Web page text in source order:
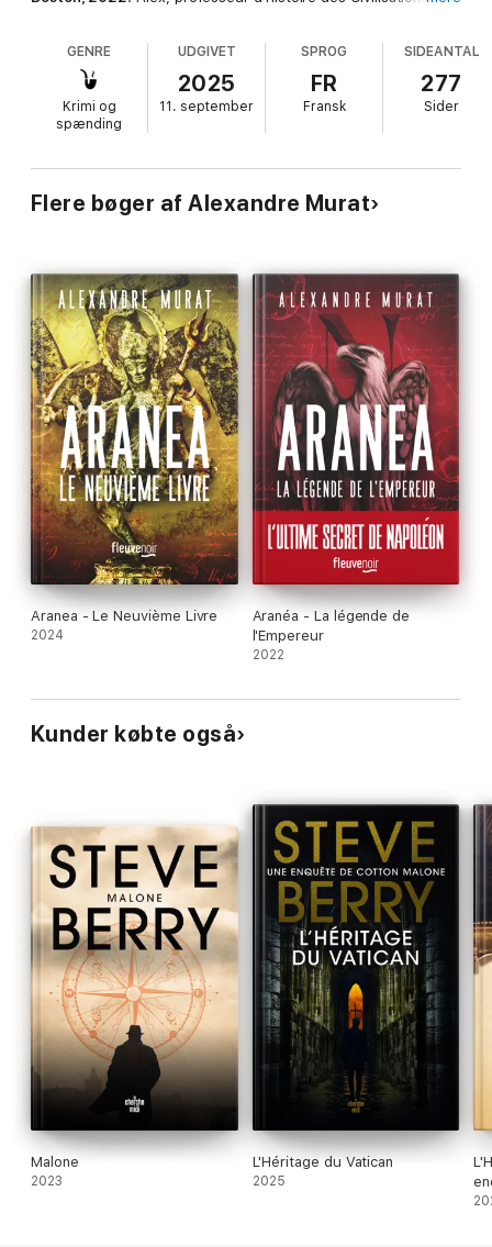
d'un certain Aftalion Benveniste. Ce récit en apparence anodin
les entraînera, sa compagne Mary et lui, dans une course
contre la montre à travers le monde pour retrouver un
parchemin qui pourrait bouleverser les fondations de l'Église
catholique. Face à eux, deux adversaires de taille : une secte
en premier sur ce texte ancestral.
GENRE
Krimi og
spænding
UDGIVET
2025
11. september
SPROG
FR
Fransk
SIDEANTAL
277
Sider
Flere bøger af Alexandre Murat
Aranea - Le Neuvième Livre
2024
Aranéa - La légende de
l'Empereur
2022
Kunder købte også
Malone
2023
L'Héritage du Vatican
2025